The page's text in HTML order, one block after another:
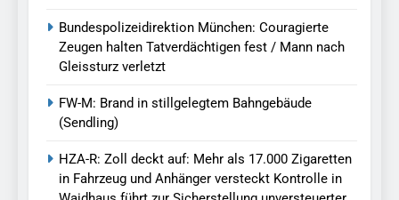
Bundespolizeidirektion München: Couragierte
Zeugen halten Tatverdächtigen fest / Mann nach
Gleissturz verletzt
FW-M: Brand in stillgelegtem Bahngebäude
(Sendling)
HZA-R: Zoll deckt auf: Mehr als 17.000 Zigaretten
in Fahrzeug und Anhänger versteckt Kontrolle in